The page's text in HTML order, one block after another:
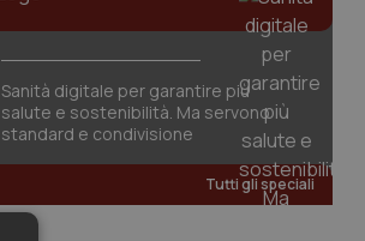
Sanità digitale per garantire più
salute e sostenibilità. Ma servono
standard e condivisione
Tutti gli speciali